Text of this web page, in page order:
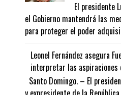
El presidente
el Gobierno mantendrá las
para proteger el poder
Leonel Fernández asegura
interpretar las aspiraciones
Santo Domingo. – El